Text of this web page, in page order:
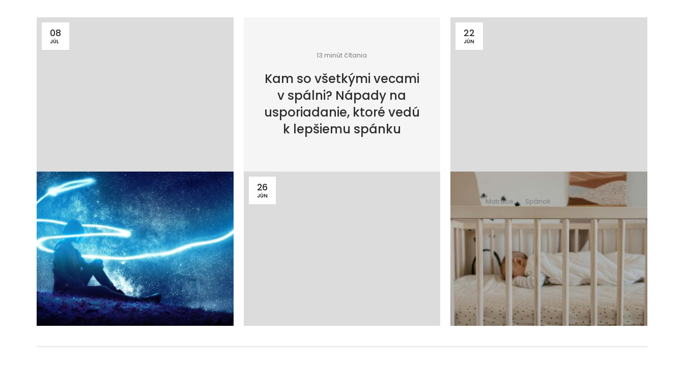
08
JÚL
15 minút čítania
Spánkový cyklus: čo sa
počas noci deje v našom
tele a prečo je to
dôležité?
26
JÚN
13 minút čítania
Kam so všetkými vecami
v spálni? Nápady na
usporiadanie, ktoré vedú
k lepšiemu spánku
22
JÚN
Matrace Spánok 12 minút čítania
Čo patrí do detskej
postieľky a čo môže byť
nebezpečné?
Kompletná výbava od A
po Z